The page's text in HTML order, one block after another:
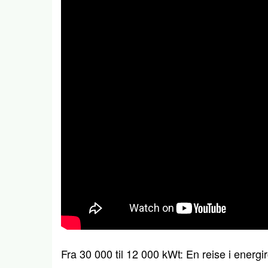
Fra 30 000 til 12 000 kWt: En reise i